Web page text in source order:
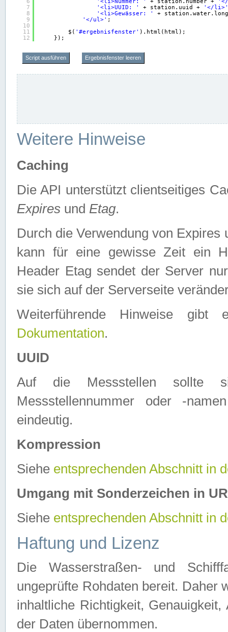
7
8
9
10
11
12
'<li>UUID: '
+ station.uuid +
'</li>'
'<li>Gewässer: '
+
'</ul>' ;
$( '#ergebnisfenster' ).html(html);
});
Script ausführen Ergebnisfenster leeren
Weitere Hinweise
Caching
Die API unterstützt clientseitiges
Expires und Etag.
Durch die Verwendung von
kann für eine gewisse Zeit ein
Header Etag sendet der Server
sie sich auf der Serverseite
Weiterführende Hinweise
Dokumentation.
UUID
Auf die Messstellen sollte
Messstellennummer oder -
eindeutig.
Kompression
Siehe entsprechenden Abschnitt in
Umgang mit Sonderzeichen in
Siehe entsprechenden Abschnitt in
Haftung und Lizenz
Die Wasserstraßen- und
ungeprüfte Rohdaten bereit. Daher
inhaltliche Richtigkeit,
der Daten übernommen.